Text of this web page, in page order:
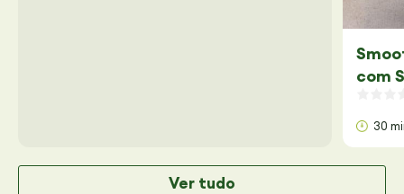
com
30
Ver tudo